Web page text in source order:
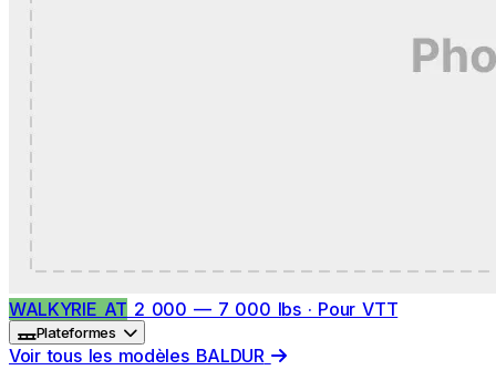
WALKYRIE AT 2 000 — 7 000 lbs · Pour VTT
Plateformes
Voir tous les modèles BALDUR